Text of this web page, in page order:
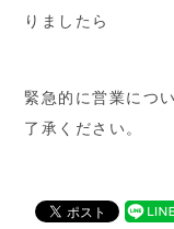
りましたら
緊急的に営業につ
了承ください。